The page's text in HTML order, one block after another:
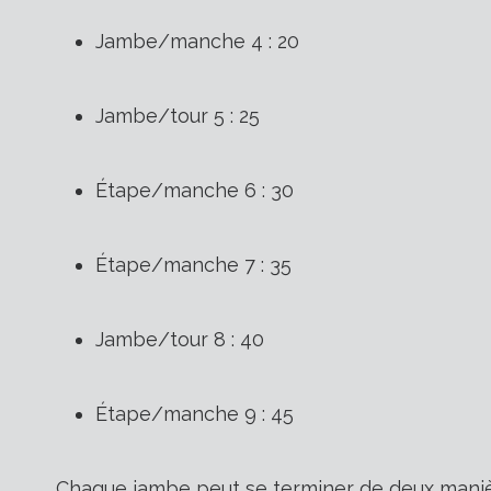
Jambe/manche 4 : 20
Jambe/tour 5 : 25
Étape/manche 6 : 30
Étape/manche 7 : 35
Jambe/tour 8 : 40
Étape/manche 9 : 45